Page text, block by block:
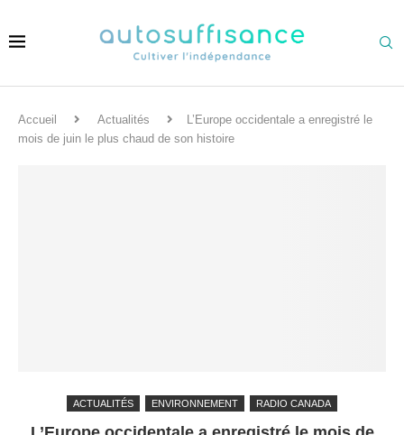
Accueil Actualités
L’Europe occidentale a enregistré le
mois de juin le plus chaud de son histoire
ACTUALITÉS ENVIRONNEMENT RADIO CANADA